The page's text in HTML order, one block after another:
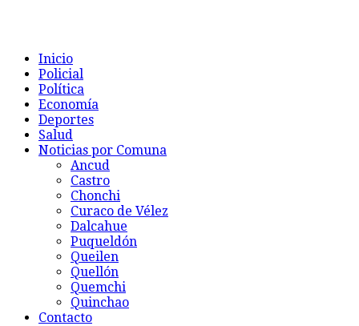
Inicio
Policial
Política
Economía
Deportes
Salud
Noticias por Comuna
Ancud
Castro
Chonchi
Curaco de Vélez
Dalcahue
Puqueldón
Queilen
Quellón
Quemchi
Quinchao
Contacto